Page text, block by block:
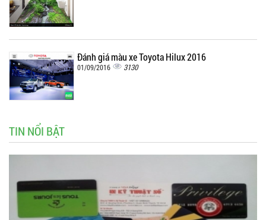
Đánh giá màu xe Toyota Hilux 2016
01/09/2016 3130
TIN NỔI BẬT